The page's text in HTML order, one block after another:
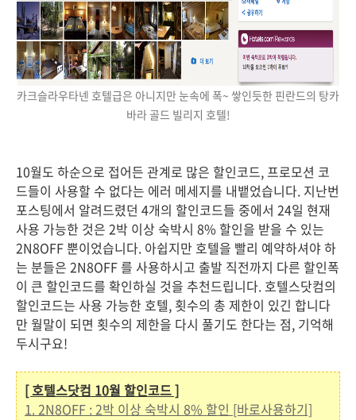
카크슬라우타넨 호텔급은 아니지만 눈속에 폭~ 쌓인듯한 핀란드의 탕카
바라 골드 빌리지 호텔!
10월도 하순으로 접어든 관계로 많은 할인코드, 프로모션 코
드들이 사용할 수 없다는 에러 메세지를 내뱉었습니다. 지난번
포스팅에서 알려드렸던 4개의 할인코드들 중에서 24일 현재
사용 가능한 것은 2박 이상 숙박시 8% 할인을 받을 수 있는
2N8OFF 뿐이었습니다. 아쉽지만 호텔을 빨리 예약하셔야 하
는 분들은 2N8OFF 를 사용하시고 출발 직전까지 다른 할인폭
이 큰 할인코드를 확인하실 것을 추천드립니다. 호텔스닷컴의
할인코드는 사용 가능한 호텔, 횟수의 총 제한이 있긴 합니다
만 월말이 되면 횟수의 제한을 다시 풀기도 한다는 점, 기억해
두시구요!
[ 호텔스닷컴 10월 할인코드 ]
1. 2N8OFF : 2박 이상 숙박시 8% 할인 [바로사용하기]